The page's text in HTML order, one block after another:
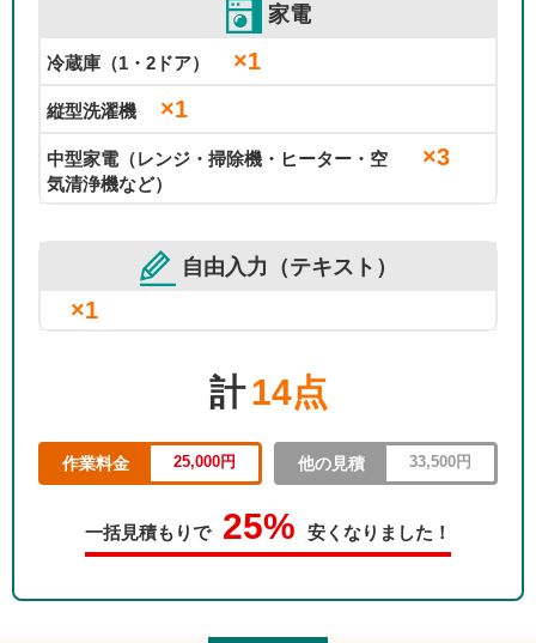
家電
冷蔵庫（1・2ドア） ×1
縦型洗濯機 ×1
中型家電（レンジ・掃除機・ヒーター・空
気清浄機など）
×3
自由入力（テキスト）
×1
計14点
作業料金 25,000円 他の見積 33,500円
一括見積もりで 25% 安くなりました！